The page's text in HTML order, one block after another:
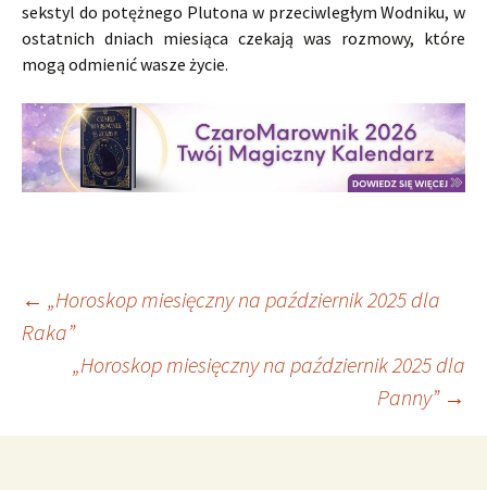
sekstyl do potężnego Plutona w przeciwległym Wodniku, w
ostatnich dniach miesiąca czekają was rozmowy, które
mogą odmienić wasze życie.
Nawigacja
wpisu
← „Horoskop miesięczny na październik 2025 dla
Raka”
„Horoskop miesięczny na październik 2025 dla
Panny” →